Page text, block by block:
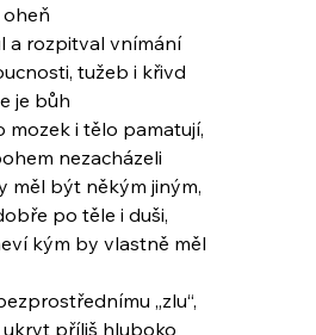
oheň
a rozpitval vnímání
tužeb i křivd
je bůh
mozek i tělo pamatují,
nezacházeli
měl být někým jiným,
po těle i duši,
kým by vlastně měl
„zlu“,
příliš hluboko